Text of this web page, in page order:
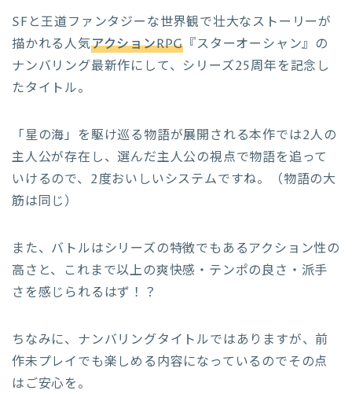
SFと王道ファンタジーな世界観で壮大なストーリーが
描かれる人気アクションRPG 『スターオーシャン』の
ナンバリング最新作にして、シリーズ25周年を記念し
たタイトル。
「星の海」を駆け巡る物語が展開される本作では2人の
主人公が存在し、選んだ主人公の視点で物語を追って
いけるので、2度おいしいシステムですね。（物語の大
筋は同じ）
また、バトルはシリーズの特徴でもあるアクション性の
高さと、これまで以上の爽快感・テンポの良さ・派手
さを感じられるはず！？
ちなみに、ナンバリングタイトルではありますが、前
作未プレイでも楽しめる内容になっているのでその点
はご安心を。